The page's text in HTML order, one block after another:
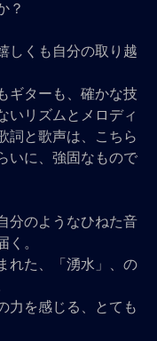
？
しくも自分の取り越
ギターも、確かな技
いリズムとメロディ
詞と歌声は、こちら
いに、強固なもので
分のようなひねた音
く。
れた、「湧水」、の
力を感じる、とても